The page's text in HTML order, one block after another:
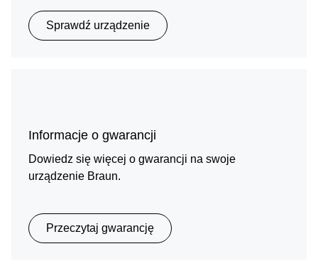
Sprawdź urządzenie
Informacje o gwarancji
Dowiedz się więcej o gwarancji na swoje
urządzenie Braun.
Przeczytaj gwarancję